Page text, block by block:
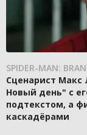
SPIDER-MAN:
Сценарист Макс
Новый день" с
подтекстом, а
каскадёрами